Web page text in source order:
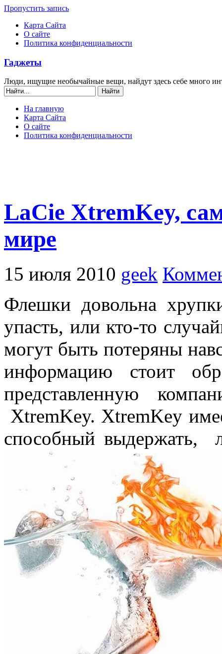
Пропустить запись
Карта Сайта
О сайте
Политика конфиденциальности
Гаджеты
Люди, ищущие необычайные вещи, найдут здесь себе много
На главную
Карта Сайта
О сайте
Политика конфиденциальности
LaCie XtremKey,
мире
15 июля 2010 geek
Флешки довольна
упасть, или кто-то
могут быть потеряны
информацию стоит
представленную
XtremKey. XtremKey
способный выдержать,